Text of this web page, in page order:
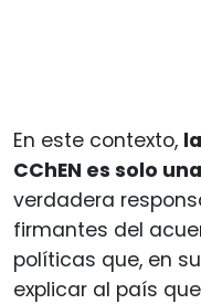
En este contexto,
CChEN es solo
verdadera
firmantes del
políticas que, en
explicar al país